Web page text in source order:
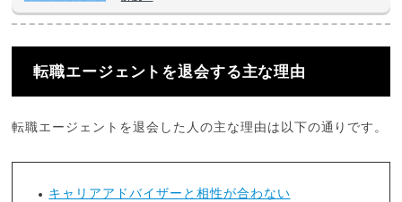
転職エージェントを退会する主な理由
転職エージェントを退会した人の主な理由は以下の通りです。
キャリアアドバイザーと相性が合わない